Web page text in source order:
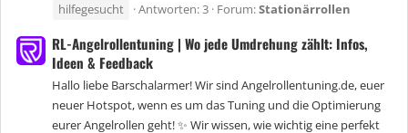
hilfegesucht
Antworten: 3 Forum:Stationärrollen
RL-Angelrollentuning | Wo jede Umdrehung zählt: Infos,
Ideen & Feedback
Hallo liebe Barschalarmer! Wir sind Angelrollentuning.de, euer
neuer Hotspot, wenn es um das Tuning und die Optimierung
eurer Angelrollen geht! ✨ Wir wissen, wie wichtig eine perfekt